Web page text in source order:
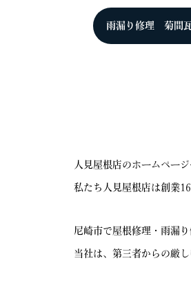
雨漏り修理 菊間
人見屋根店のホームペー
私たち人見屋根店は創業
尼崎市で屋根修理・雨漏
当社は、第三者からの厳